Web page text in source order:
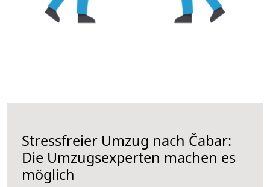
Stressfreier Umzug nach Čabar:
Die Umzugsexperten machen es
möglich